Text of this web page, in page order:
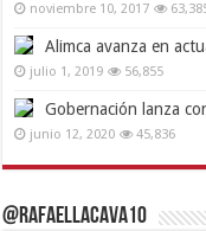
noviembre 10, 2017
Alimca avanza en
julio 1, 2019 56,855
Gobernación lanza
junio 12, 2020 45,836
@RafaelLacava10